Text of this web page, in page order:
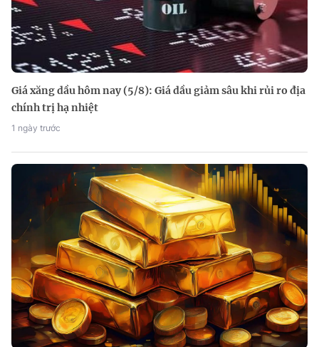
Giá xăng dầu hôm nay (5/8): Giá dầu giảm sâu khi rủi ro địa
chính trị hạ nhiệt
1 ngày trước